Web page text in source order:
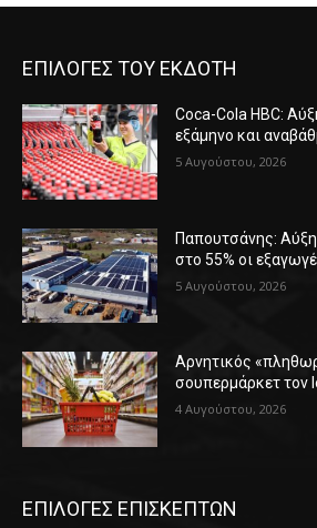
ΕΠΙΛΟΓΕΣ ΤΟΥ ΕΚΔΟΤΗ
Coca-Cola HBC:
εξάμηνο και
5 Αυγούστου, 2026
Παπουτσάνης:
στο 55% οι
5 Αυγούστου, 2026
Αρνητικός
σουπερμάρκετ τον
4 Αυγούστου, 2026
ΕΠΙΛΟΓΕΣ ΕΠΙΣΚΕΠΤΩΝ